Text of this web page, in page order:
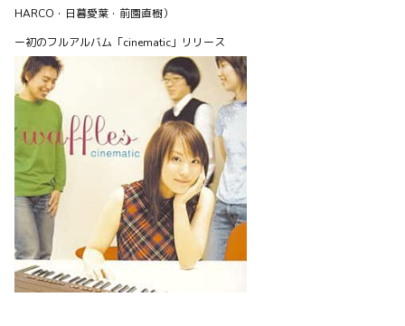
BLOG
2024年のふりかえりと "2024 tekeda mix"
書こう書こうと思ってもう2月に入ってしまいました💦 あい
かわらずマイペースにも程があろうと思いますが、昨年のふ
りかえりとよく聴いてた音楽をまとめておこうと思います。
2024年はwaf...
0
waffles officialがBitfanを更新しました
2年弱前
HARCO・日暮愛葉・前園直樹）
ー初のフルアルバム「cinematic」リリース